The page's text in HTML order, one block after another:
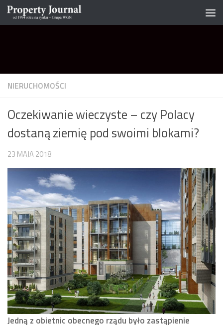
Skip to content
NIERUCHOMOŚCI
Oczekiwanie wieczyste – czy Polacy
dostaną ziemię pod swoimi blokami?
23 MAJA 2018
Jedną z obietnic obecnego rządu było zastąpienie